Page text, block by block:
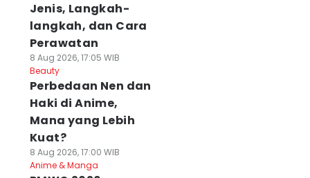
Jenis, Langkah-
langkah, dan Cara
Perawatan
8 Aug 2026, 17:05 WIB
Beauty
Perbedaan Nen dan
Haki di Anime,
Mana yang Lebih
Kuat?
8 Aug 2026, 17:00 WIB
Anime & Manga